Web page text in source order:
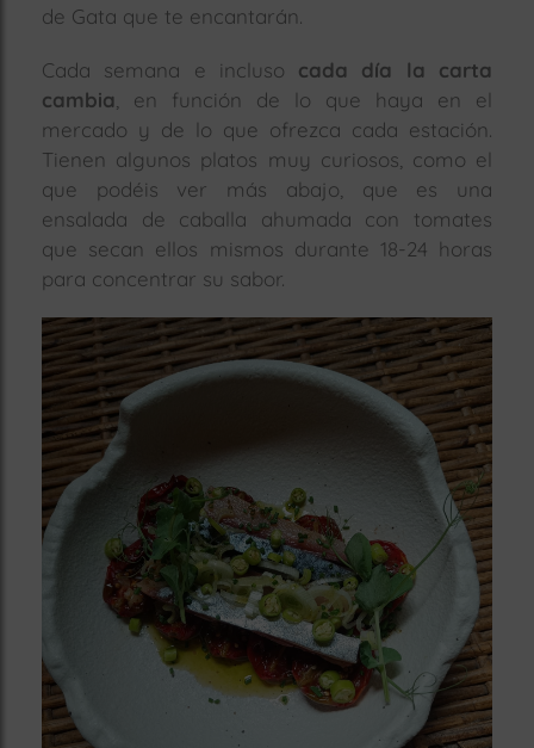
de Gata que te encantarán.
Cada semana e incluso cada día la carta
cambia , en función de lo que haya en el
mercado y de lo que ofrezca cada estación.
Tienen algunos platos muy curiosos, como el
que podéis ver más abajo, que es una
ensalada de caballa ahumada con tomates
que secan ellos mismos durante 18-24 horas
para concentrar su sabor.